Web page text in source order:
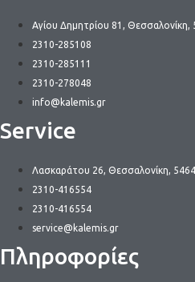
Αγίου Δημητρίου 81, Θεσσαλονίκη,
2310-285108
2310-285111
2310-278048
info@kalemis.gr
Service
Λασκαράτου 26, Θεσσαλονίκη,
2310-416554
2310-416554
service@kalemis.gr
Πληροφορίες